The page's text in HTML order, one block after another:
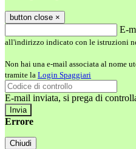
button close ×
E-
all'indirizzo indicato con le istruzioni
Non hai una e-mail associata al nome
tramite la Login Spaggiari
E-mail inviata, si prega di
Errore
Chiudi